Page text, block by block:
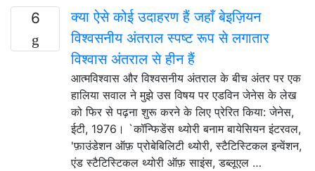
6
क्या ऐसे कोई उदाहरण हैं जहाँ बेइज़ियन
विश्वसनीय अंतराल स्पष्ट रूप से लगातार
विश्वास अंतराल से हीन हैं
आत्मविश्वास और विश्वसनीय अंतराल के बीच अंतर पर एक
हालिया सवाल ने मुझे उस विषय पर एडविन जेनेस के लेख
को फिर से पढ़ना शुरू करने के लिए प्रेरित किया: जेनेस,
ईटी, 1976। `कॉन्फिडेंस थ्योरी बनाम बायेसियन इंटरवल,
'फ़ाउंडेशन ऑफ़ प्रोबेबिलिटी थ्योरी, स्टैटिस्टिकल इन्वेंशन,
एंड स्टैटिस्टिकल थ्योरी ऑफ़ साइंस, डब्लूएल …